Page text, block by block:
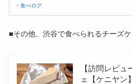
・食べログ
■その他、渋谷で食べられるチーズ
【訪問レビ
ェ【ケニヤン